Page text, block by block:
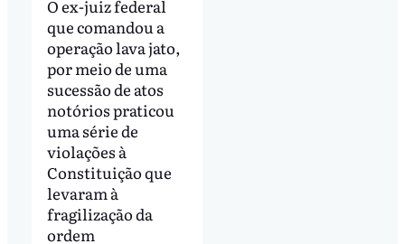
O ex-juiz federal
que comandou a
operação lava jato,
por meio de uma
sucessão de atos
notórios praticou
uma série de
violações à
Constituição que
levaram à
fragilização da
ordem